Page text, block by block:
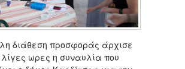
διάθεση προσφοράς άρχισε
ωρες η συναυλία που